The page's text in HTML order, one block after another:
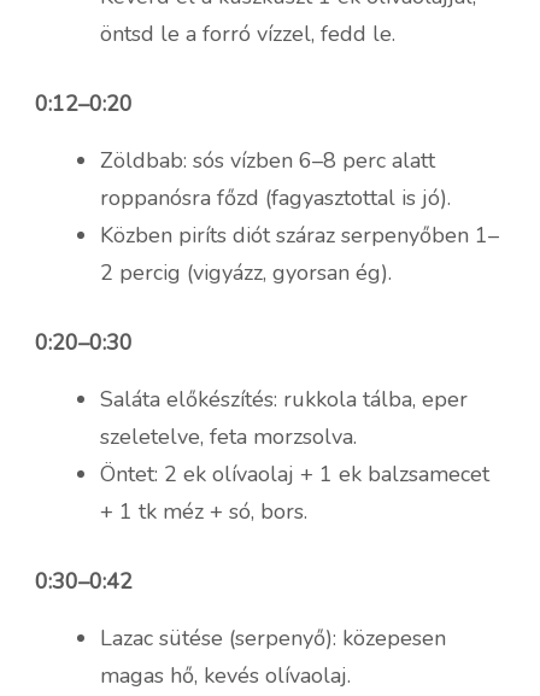
öntsd le a forró vízzel, fedd le.
0:12–0:20
Zöldbab: sós vízben 6–8 perc alatt
roppanósra főzd (fagyasztottal is jó).
Közben piríts diót száraz serpenyőben 1–
2 percig (vigyázz, gyorsan ég).
0:20–0:30
Saláta előkészítés: rukkola tálba, eper
szeletelve, feta morzsolva.
Öntet: 2 ek olívaolaj + 1 ek balzsamecet
+ 1 tk méz + só, bors.
0:30–0:42
Lazac sütése (serpenyő): közepesen
magas hő, kevés olívaolaj.